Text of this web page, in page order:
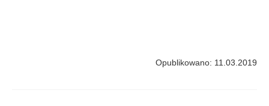
Opublikowano: 11.03.2019